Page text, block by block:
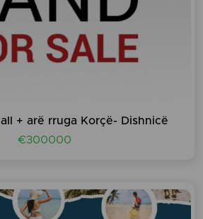
+ arë rruga Korçë- Dishnicë
€300000